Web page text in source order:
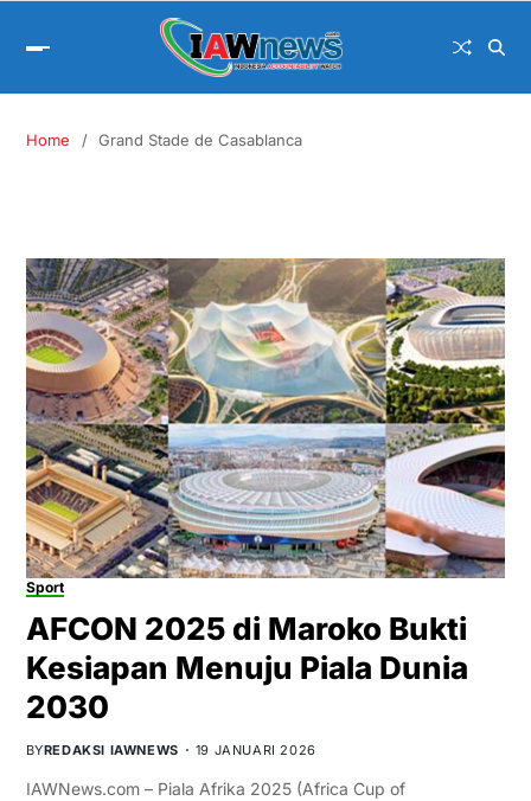
Home Grand Stade de Casablanca
Sport
AFCON 2025 di Maroko Bukti
Kesiapan Menuju Piala Dunia
2030
BYREDAKSI IAWNEWS 19 JANUARI 2026
IAWNews.com – Piala Afrika 2025 (Africa Cup of